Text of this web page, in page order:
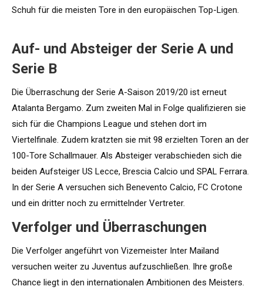
Schuh für die meisten Tore in den europäischen Top-Ligen.
Auf- und Absteiger der Serie A und
Serie B
Die Überraschung der Serie A-Saison 2019/20 ist erneut
Atalanta Bergamo. Zum zweiten Mal in Folge qualifizieren sie
sich für die Champions League und stehen dort im
Viertelfinale. Zudem kratzten sie mit 98 erzielten Toren an der
100-Tore Schallmauer. Als Absteiger verabschieden sich die
beiden Aufsteiger US Lecce, Brescia Calcio und SPAL Ferrara.
In der Serie A versuchen sich Benevento Calcio, FC Crotone
und ein dritter noch zu ermittelnder Vertreter.
Verfolger und Überraschungen
Die Verfolger angeführt von Vizemeister Inter Mailand
versuchen weiter zu Juventus aufzuschließen. Ihre große
Chance liegt in den internationalen Ambitionen des Meisters.